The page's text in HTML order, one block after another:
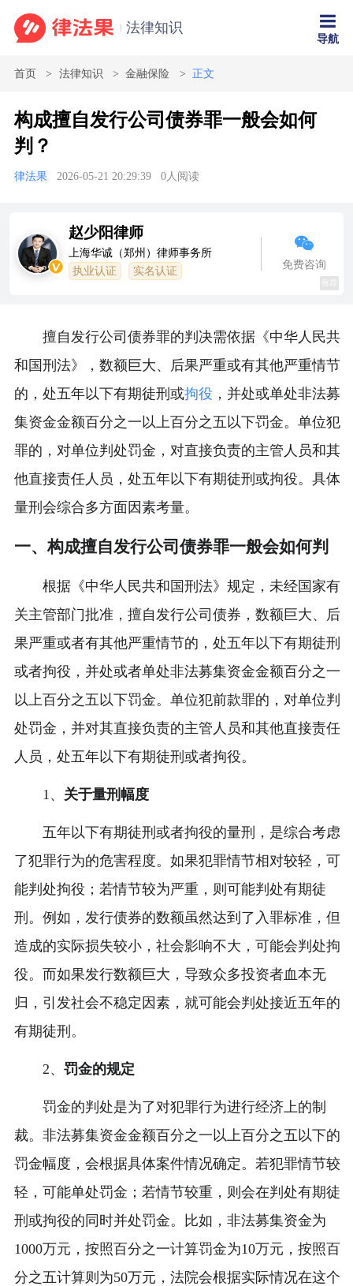
法律知识
导航
首页 法律知识 金融保险 正文
构成擅自发行公司债券罪一般会如何
判？
律法果 2026-05-21 20:29:39 0人阅读
赵少阳律师
上海华诚（郑州）律师事务所
执业认证 实名认证
免费咨询
擅自发行公司债券罪的判决需依据《中华人民共
和国刑法》，数额巨大、后果严重或有其他严重情节
的，处五年以下有期徒刑或拘役 ，并处或单处非法募
集资金金额百分之一以上百分之五以下罚金。单位犯
罪的，对单位判处罚金，对直接负责的主管人员和其
他直接责任人员，处五年以下有期徒刑或拘役。具体
量刑会综合多方面因素考量。
一、构成擅自发行公司债券罪一般会如何判
根据《中华人民共和国刑法》规定，未经国家有
关主管部门批准，擅自发行公司债券，数额巨大、后
果严重或者有其他严重情节的，处五年以下有期徒刑
或者拘役，并处或者单处非法募集资金金额百分之一
以上百分之五以下罚金。单位犯前款罪的，对单位判
处罚金，并对其直接负责的主管人员和其他直接责任
人员，处五年以下有期徒刑或者拘役。
1、 关于量刑幅度
五年以下有期徒刑或者拘役的量刑，是综合考虑
了犯罪行为的危害程度。如果犯罪情节相对较轻，可
能判处拘役；若情节较为严重，则可能判处有期徒
刑。例如，发行债券的数额虽然达到了入罪标准，但
造成的实际损失较小，社会影响不大，可能会判处拘
役。而如果发行数额巨大，导致众多投资者血本无
归，引发社会不稳定因素，就可能会判处接近五年的
有期徒刑。
2、 罚金的规定
罚金的判处是为了对犯罪行为进行经济上的制
裁。非法募集资金金额百分之一以上百分之五以下的
罚金幅度，会根据具体案件情况确定。若犯罪情节较
轻，可能单处罚金；若情节较重，则会在判处有期徒
刑或拘役的同时并处罚金。比如，非法募集资金为
1000万元，按照百分之一计算罚金为10万元，按照百
分之五计算则为50万元，法院会根据实际情况在这个